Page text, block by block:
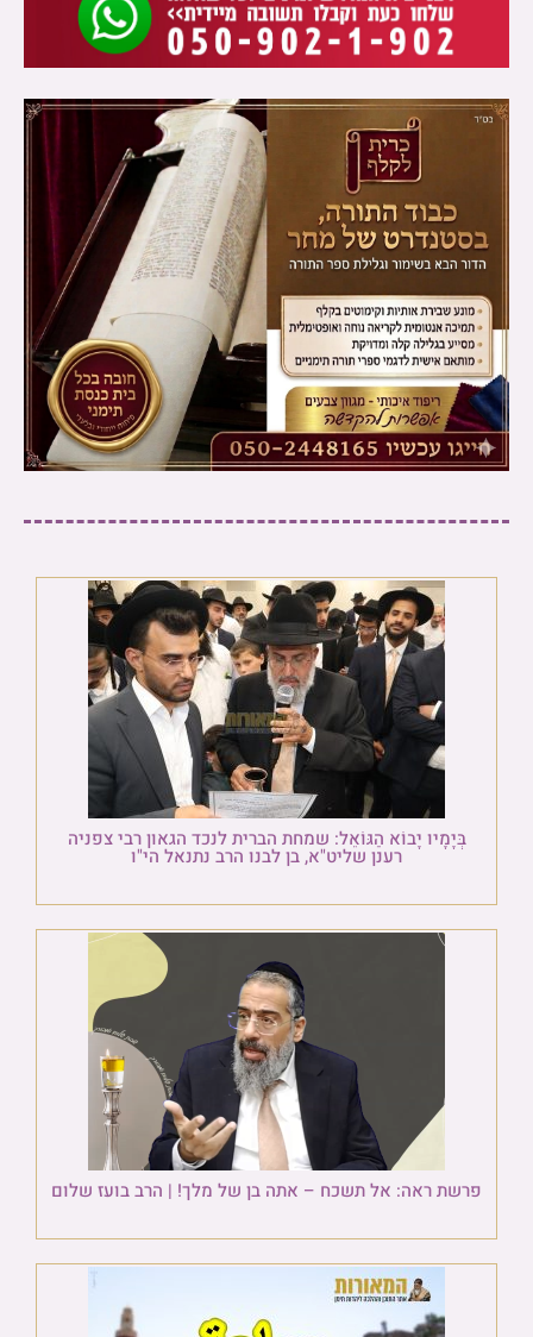
בְּיָמָיו יָבוֹא הַגּוֹאֵל: שמחת הברית לנכד הגאון רבי צפניה
רענן שליט"א, בן לבנו הרב נתנאל הי"ו
פרשת ראה: אל תשכח – אתה בן של מלך! | הרב בועז שלום